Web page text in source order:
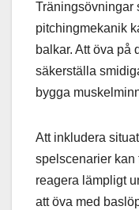
Träningsövningar
pitchingmekanik
balkar. Att öva på
säkerställa
bygga
Att inkludera
spelscenarier kan
reagera lämpligt
att öva med